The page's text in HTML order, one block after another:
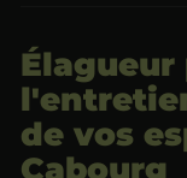
de vos
Cabourg